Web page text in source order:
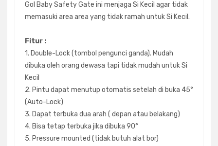
Gol Baby Safety Gate ini menjaga Si Kecil agar tidak
memasuki area area yang tidak ramah untuk Si Kecil.
Fitur :
1. Double-Lock (tombol pengunci ganda). Mudah
dibuka oleh orang dewasa tapi tidak mudah untuk Si
Kecil
2. Pintu dapat menutup otomatis setelah di buka 45°
(Auto-Lock)
3. Dapat terbuka dua arah ( depan atau belakang)
4. Bisa tetap terbuka jika dibuka 90°
5. Pressure mounted (tidak butuh alat bor)